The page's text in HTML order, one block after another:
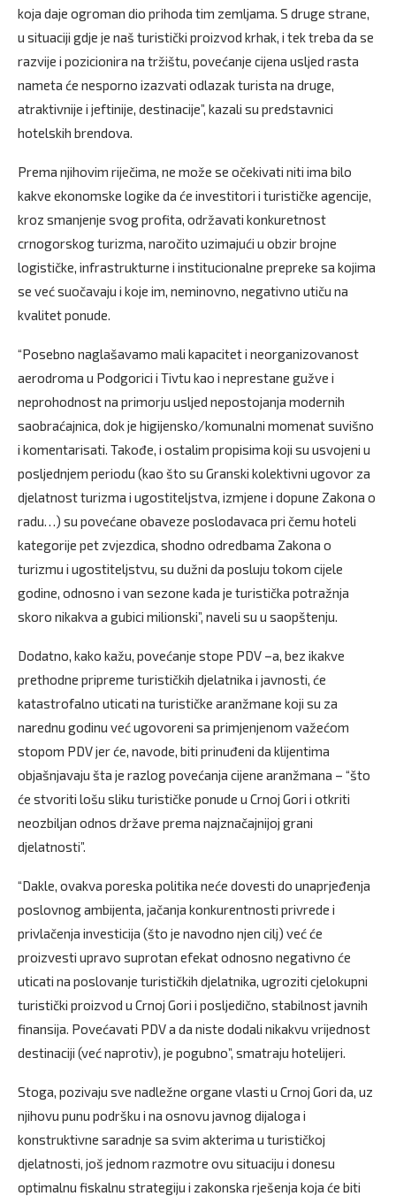
koja daje ogroman dio prihoda tim zemljama. S druge strane,
u situaciji gdje je naš turistički proizvod krhak, i tek treba da se
razvije i pozicionira na tržištu, povećanje cijena usljed rasta
nameta će nesporno izazvati odlazak turista na druge,
atraktivnije i jeftinije, destinacije”, kazali su predstavnici
hotelskih brendova.
Prema njihovim riječima, ne može se očekivati niti ima bilo
kakve ekonomske logike da će investitori i turističke agencije,
kroz smanjenje svog profita, održavati konkuretnost
crnogorskog turizma, naročito uzimajući u obzir brojne
logističke, infrastrukturne i institucionalne prepreke sa kojima
se već suočavaju i koje im, neminovno, negativno utiču na
kvalitet ponude.
“Posebno naglašavamo mali kapacitet i neorganizovanost
aerodroma u Podgorici i Tivtu kao i neprestane gužve i
neprohodnost na primorju usljed nepostojanja modernih
saobraćajnica, dok je higijensko/komunalni momenat suvišno
i komentarisati. Takođe, i ostalim propisima koji su usvojeni u
posljednjem periodu (kao što su Granski kolektivni ugovor za
djelatnost turizma i ugostiteljstva, izmjene i dopune Zakona o
radu…) su povećane obaveze poslodavaca pri čemu hoteli
kategorije pet zvjezdica, shodno odredbama Zakona o
turizmu i ugostiteljstvu, su dužni da posluju tokom cijele
godine, odnosno i van sezone kada je turistička potražnja
skoro nikakva a gubici milionski”, naveli su u saopštenju.
Dodatno, kako kažu, povećanje stope PDV –a, bez ikakve
prethodne pripreme turističkih djelatnika i javnosti, će
katastrofalno uticati na turističke aranžmane koji su za
narednu godinu već ugovoreni sa primjenjenom važećom
stopom PDV jer će, navode, biti prinuđeni da klijentima
objašnjavaju šta je razlog povećanja cijene aranžmana – “što
će stvoriti lošu sliku turističke ponude u Crnoj Gori i otkriti
neozbiljan odnos države prema najznačajnijoj grani
djelatnosti”.
“Dakle, ovakva poreska politika neće dovesti do unaprjeđenja
poslovnog ambijenta, jačanja konkurentnosti privrede i
privlačenja investicija (što je navodno njen cilj) već će
proizvesti upravo suprotan efekat odnosno negativno će
uticati na poslovanje turističkih djelatnika, ugroziti cjelokupni
turistički proizvod u Crnoj Gori i posljedično, stabilnost javnih
finansija. Povećavati PDV a da niste dodali nikakvu vrijednost
destinaciji (već naprotiv), je pogubno”, smatraju hotelijeri.
Stoga, pozivaju sve nadležne organe vlasti u Crnoj Gori da, uz
njihovu punu podršku i na osnovu javnog dijaloga i
konstruktivne saradnje sa svim akterima u turističkoj
djelatnosti, još jednom razmotre ovu situaciju i donesu
optimalnu fiskalnu strategiju i zakonska rješenja koja će biti